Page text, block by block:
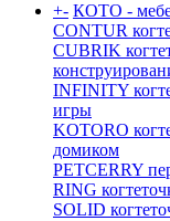
+- КОТО -
CONTUR
CUBRIK
INFINITY
игры
KOTORO
домиком
PETCERRY
RING
SOLID